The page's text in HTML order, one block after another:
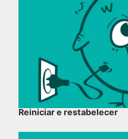
Reiniciar e restabelecer